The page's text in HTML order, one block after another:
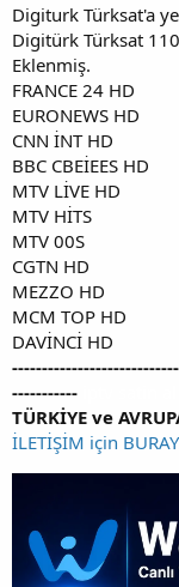
Digiturk Türksat'a
Digitürk Türksat
Eklenmiş.
FRANCE 24 HD
EURONEWS HD
CNN İNT HD
BBC CBEİEES HD
MTV LİVE HD
MTV HİTS
MTV 00S
CGTN HD
MEZZO HD
MCM TOP HD
DAVİNCİ HD
-----------
TÜRKİYE ve
İLETİŞİM için